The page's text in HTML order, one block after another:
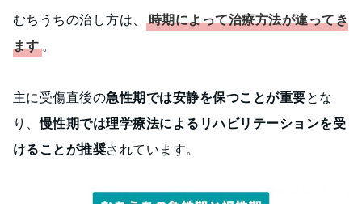
むちうちの治し方は、
時期によって治療方法が違ってき
ます。
主に受傷直後の急性期では安静を保つことが重要とな
り、慢性期では理学療法によるリハビリテーションを受
けることが推奨されています。